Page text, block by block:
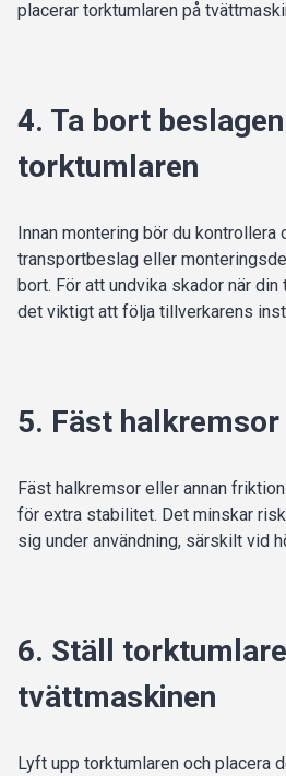
placerar torktumlaren på
4. Ta bort
torktumlaren
Innan montering bör du kontrollera
transportbeslag eller
bort. För att undvika skador när
det viktigt att följa tillverkarens
5. Fäst halkremsor
Fäst halkremsor eller annan
för extra stabilitet. Det minskar
sig under användning, särskilt vid
6. Ställ
tvättmaskinen
Lyft upp torktumlaren och placera